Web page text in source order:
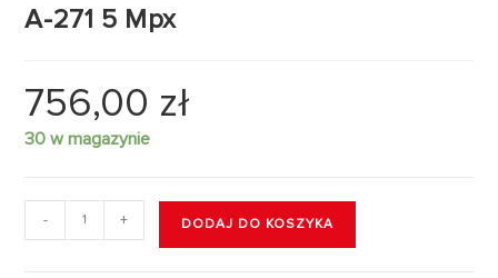
A-271 5 Mpx
756,00 zł
30 w magazynie
- + DODAJ DO KOSZYKA